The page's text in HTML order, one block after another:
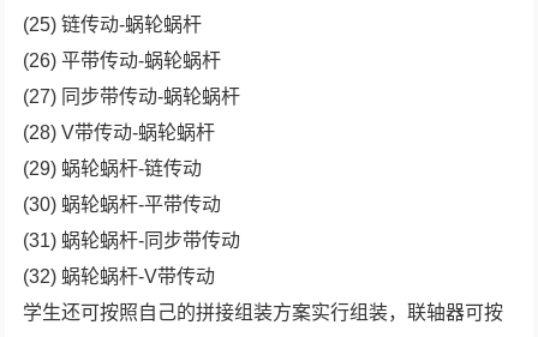
(25) 链传动-蜗轮蜗杆
(26) 平带传动-蜗轮蜗杆
(27) 同步带传动-蜗轮蜗杆
(28) V带传动-蜗轮蜗杆
(29) 蜗轮蜗杆-链传动
(30) 蜗轮蜗杆-平带传动
(31) 蜗轮蜗杆-同步带传动
(32) 蜗轮蜗杆-V带传动
学生还可按照自己的拼接组装方案实行组装，联轴器可按